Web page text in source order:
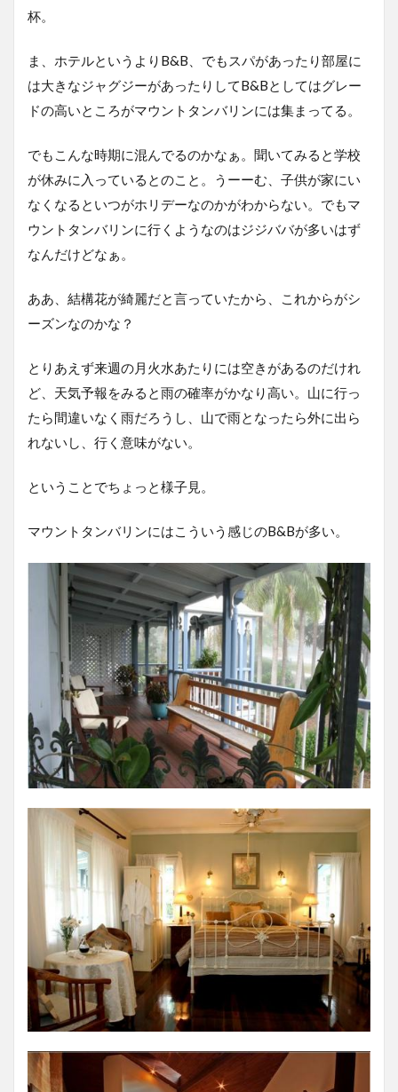
杯。
ま、ホテルというよりB&B、でもスパがあったり部屋に
は大きなジャグジーがあったりしてB&Bとしてはグレー
ドの高いところがマウントタンバリンには集まってる。
でもこんな時期に混んでるのかなぁ。聞いてみると学校
が休みに入っているとのこと。うーーむ、子供が家にい
なくなるといつがホリデーなのかがわからない。でもマ
ウントタンバリンに行くようなのはジジババが多いはず
なんだけどなぁ。
ああ、結構花が綺麗だと言っていたから、これからがシ
ーズンなのかな？
とりあえず来週の月火水あたりには空きがあるのだけれ
ど、天気予報をみると雨の確率がかなり高い。山に行っ
たら間違いなく雨だろうし、山で雨となったら外に出ら
れないし、行く意味がない。
ということでちょっと様子見。
マウントタンバリンにはこういう感じのB&Bが多い。